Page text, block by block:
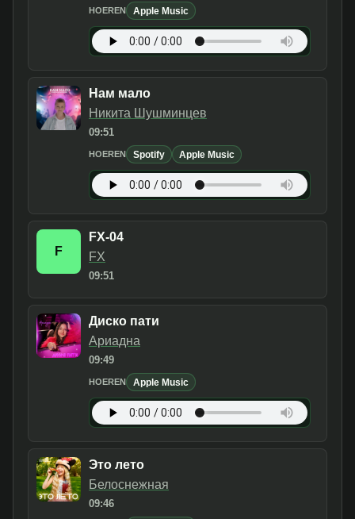
HOEREN Apple Music
Нам мало
Никита Шушминцев
09:51
HOEREN Spotify Apple Music
F
FX-04
FX
09:51
Диско пати
Ариадна
09:49
HOEREN Apple Music
Это лето
Белоснежная
09:46